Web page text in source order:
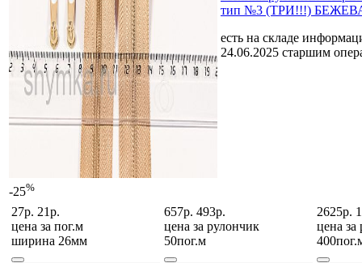
-25%
тип №3 (ТРИ!!!)
есть на складе
24.06.2025 старшим
27р. 21р.
цена за пог.м
ширина 26мм
657р. 493р.
цена за рулончик
50пог.м
2625р.
цена за